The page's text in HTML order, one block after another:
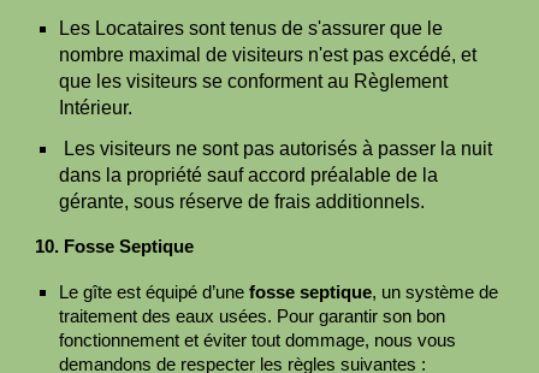
Les Locataires sont tenus de s'assurer que le
nombre maximal de visiteurs n'est pas excédé, et
que les visiteurs se conforment au Règlement
Intérieur.
Les visiteurs ne sont pas autorisés à passer la nuit
dans la propriété sauf accord préalable de la
gérante, sous réserve de frais additionnels.
10. Fosse Septique
Le gîte est équipé d’unefosse septique, un système de
traitement des eaux usées. Pour garantir son bon
fonctionnement et éviter tout dommage, nous vous
demandons de respecter les règles suivantes :